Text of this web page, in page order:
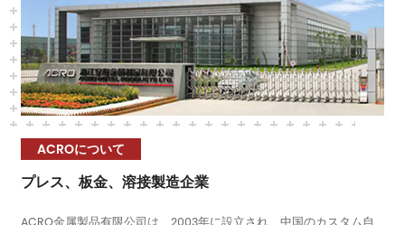
ACROについて
プレス、板金、溶接製造企業
ACRO金属製品有限公司は、2003年に設立され、中国のカスタム自